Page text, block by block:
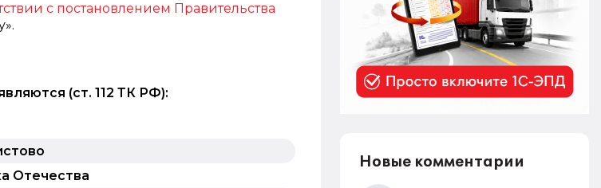
с постановлением Правительства
(ст. 112 ТК РФ):
Отечества
Новые комментарии